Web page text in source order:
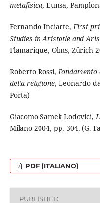
metafísica, Eunsa,
Fernando Inciarte,First
Studies in Aristotle and
Flamarique, Olms, Zürich
Roberto Rossi,
della religione, Leonardo
Porta)
Giacomo Samek Lodovici,
Milano 2004, pp. 304. (G.
PDF (ITALIANO)
PUBLISHED